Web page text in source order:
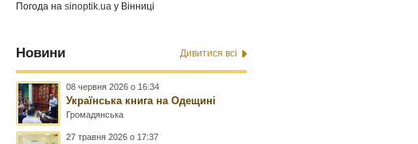
Погода наsinoptik.ua у Вінниці
Новини Дивитися всі
08 червня 2026 о 16:34
Українська книга на Одещині
Громадянська
27 травня 2026 о 17:37